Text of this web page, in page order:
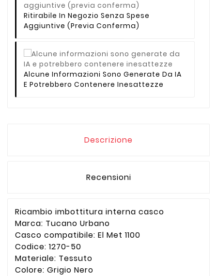
Ritirabile In Negozio Senza Spese
Aggiuntive (previa Conferma)
Alcune Informazioni Sono Generate Da IA
E Potrebbero Contenere Inesattezze
Descrizione
Recensioni
Ricambio imbottitura interna casco
Marca: Tucano Urbano
Casco compatibile: El Met 1100
Codice: 1270-50
Materiale: Tessuto
Colore: Grigio Nero